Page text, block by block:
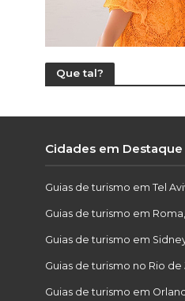
Que tal?
Cidades em Destaque
Guias de turismo em Tel
Guias de turismo em
Guias de turismo em
Guias de turismo no Rio de
Guias de turismo em